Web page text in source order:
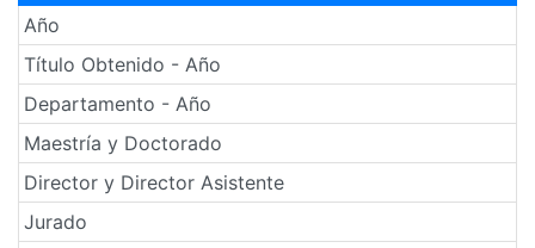
Año
Título Obtenido - Año
Departamento - Año
Maestría y Doctorado
Director y Director Asistente
Jurado